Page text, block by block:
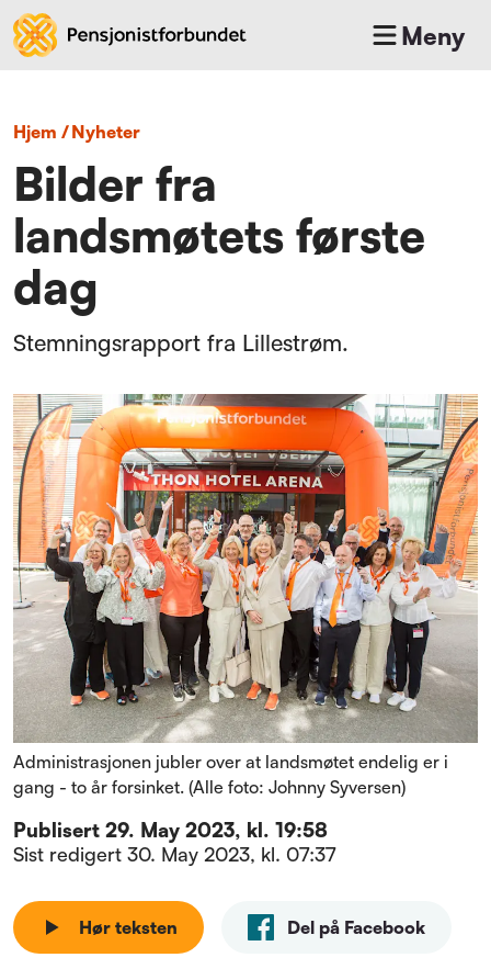
Meny
Hjem / nyheter
Bilder fra
landsmøtets første
dag
Stemningsrapport fra Lillestrøm.
Administrasjonen jubler over at landsmøtet endelig er i
gang - to år forsinket. (Alle foto: Johnny Syversen)
Publisert 29. May 2023, kl. 19:58
Sist redigert 30. May 2023, kl. 07:37
Hør teksten Del på Facebook